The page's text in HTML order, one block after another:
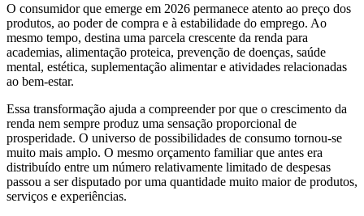
O consumidor que emerge em 2026 permanece atento ao preço dos
produtos, ao poder de compra e à estabilidade do emprego. Ao
mesmo tempo, destina uma parcela crescente da renda para
academias, alimentação proteica, prevenção de doenças, saúde
mental, estética, suplementação alimentar e atividades relacionadas
ao bem-estar.
Essa transformação ajuda a compreender por que o crescimento da
renda nem sempre produz uma sensação proporcional de
prosperidade. O universo de possibilidades de consumo tornou-se
muito mais amplo. O mesmo orçamento familiar que antes era
distribuído entre um número relativamente limitado de despesas
passou a ser disputado por uma quantidade muito maior de produtos,
serviços e experiências.